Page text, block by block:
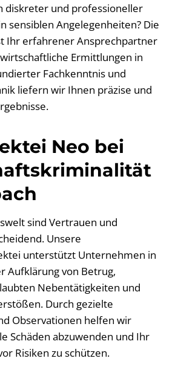
diskreter und professioneller
sensiblen Angelegenheiten? Die
Ihr erfahrener Ansprechpartner
Ermittlungen in
Fachkenntnis und
liefern wir Ihnen präzise und
Neo bei
sind Vertrauen und
Unsere
unterstützt Unternehmen in
Aufklärung von Betrug,
Nebentätigkeiten und
Durch gezielte
Observationen helfen wir
Schäden abzuwenden und Ihr
Risiken zu schützen.